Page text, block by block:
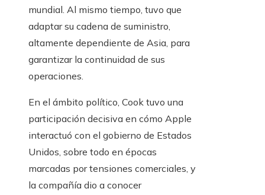
mundial. Al mismo tiempo, tuvo que
adaptar su cadena de suministro,
altamente dependiente de Asia, para
garantizar la continuidad de sus
operaciones.
En el ámbito político, Cook tuvo una
participación decisiva en cómo Apple
interactuó con el gobierno de Estados
Unidos, sobre todo en épocas
marcadas por tensiones comerciales, y
la compañía dio a conocer